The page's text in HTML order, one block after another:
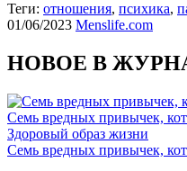
Теги: отношения, психика,
01/06/2023 Menslife.com
НОВОЕ В
Семь вредных привычек,
Здоровый образ жизни
Семь вредных привычек,